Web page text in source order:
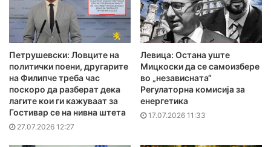
Петрушевски: Ловците на
политички поени, другарите
на Филипче треба час
поскоро да разберат дека
лагите кои ги кажуваат за
Гостивар се на нивна штета
27.07.2026 12:27
Левица: Остана уште
Мицкоски да се самоизбере
во „независната“
Регулаторна комисија за
енергетика
17.07.2026 11:33